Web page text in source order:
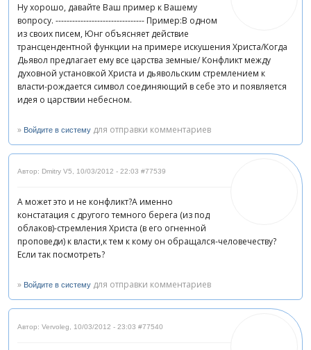
Ну хорошо, давайте Ваш пример к Вашему
вопросу. -------------------------------- Пример:В одном
из своих писем, Юнг объясняет действие
трансцендентной функции на примере искушения Христа/Когда
Дьявол предлагает ему все царства земные/ Конфликт между
духовной установкой Христа и дьявольским стремлением к
власти-рождается символ соединяющий в себе это и появляется
идея о царствии небесном.
» Войдите в систему для отправки комментариев
Автор: Dmitry V5, 10/03/2012 - 22:03 #77539
А может это и не конфликт?А именно
констатация с другого темного берега (из под
облаков)-стремления Христа (в его огненной
проповеди) к власти,к тем к кому он обращался-человечеству?
Если так посмотреть?
» Войдите в систему для отправки комментариев
Автор: Vervoleg 10/03/2012 - 23:03 #77540